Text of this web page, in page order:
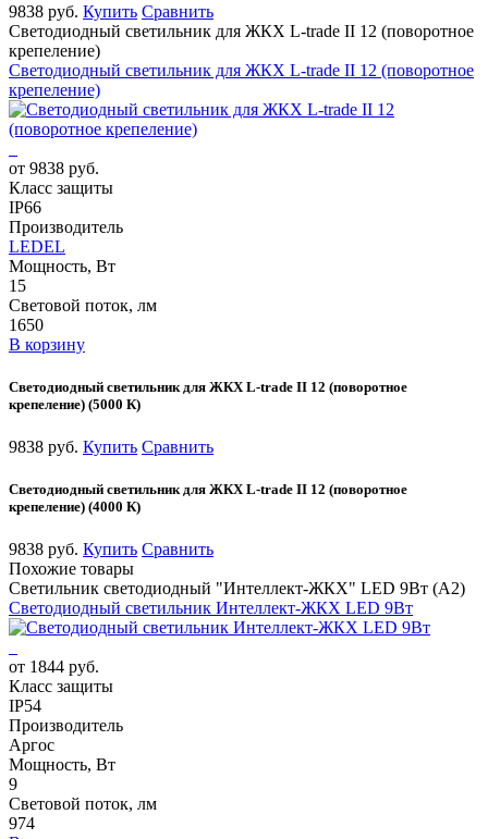
9838 руб. Купить Сравнить
Светодиодный светильник для ЖКХ L-trade II 12 (поворотное
крепеление)
Светодиодный светильник для ЖКХ L-trade II 12 (поворотное
крепеление)
от 9838 руб.
Класс защиты
IP66
Производитель
LEDEL
Мощность, Вт
15
Световой поток, лм
1650
В корзину
Светодиодный светильник для ЖКХ L-trade II 12 (поворотное
крепеление) (5000 К)
9838 руб. Купить Сравнить
Светодиодный светильник для ЖКХ L-trade II 12 (поворотное
крепеление) (4000 К)
9838 руб. Купить Сравнить
Похожие товары
Светильник светодиодный "Интеллект-ЖКХ" LED 9Вт (А2)
Светодиодный светильник Интеллект-ЖКХ LED 9Вт
от 1844 руб.
Класс защиты
IP54
Производитель
Аргос
Мощность, Вт
9
Световой поток, лм
974